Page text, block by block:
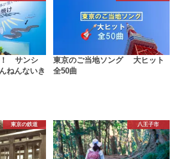
！ サンシ
ねんないき
東京のご当地ソング 大ヒット
全50曲
東京の鉄道 八王子市